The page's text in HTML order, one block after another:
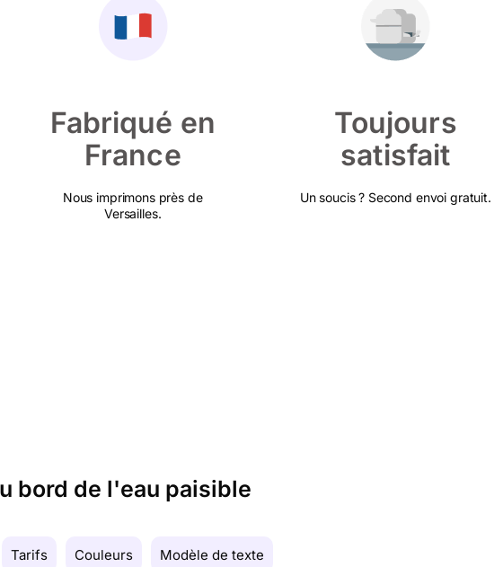
Fabriqué en
France
Nous imprimons près de
Versailles.
Toujours
satisfait
Un soucis ? Second envoi gratuit.
bord de l'eau paisible
Tarifs Couleurs Modèle de texte